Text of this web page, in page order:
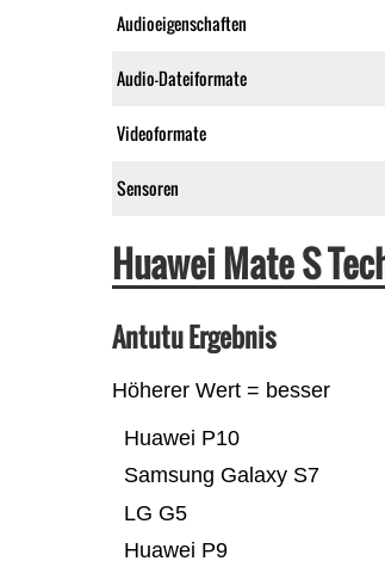
Audioeigenschaften
Audio-Dateiformate
Videoformate
Sensoren
Huawei Mate S
Antutu Ergebnis
Höherer Wert = besser
Huawei P9
LG G5
Samsung Galaxy S7
Huawei P10